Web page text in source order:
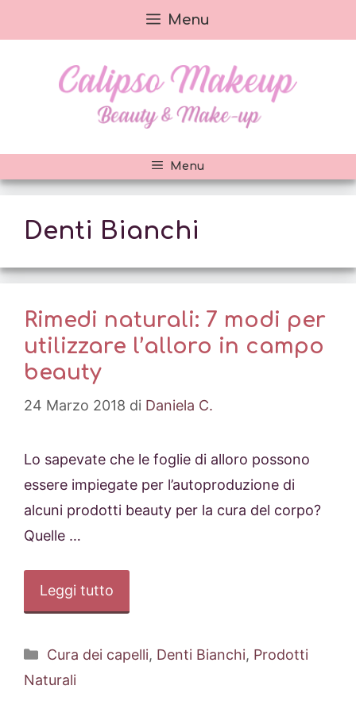
al
Menu
Menu
Denti Bianchi
Rimedi naturali: 7 modi per
utilizzare l’alloro in campo
beauty
24 Marzo 2018 di Daniela C.
Lo sapevate che le foglie di alloro possono
essere impiegate per l’autoproduzione di
alcuni prodotti beauty per la cura del corpo?
Quelle …
Leggi tutto
Categorie
Cura dei capelli, Denti Bianchi, Prodotti
Naturali